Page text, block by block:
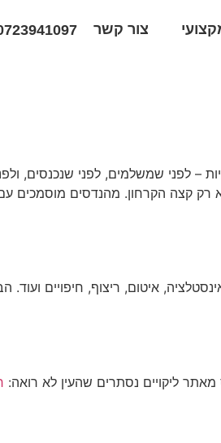
צור קשר
רק קצה הקרחון. מהנדסים
איטום, ריצוף, חיפויים
ליקויים נסתרים שהעין לא רואה: